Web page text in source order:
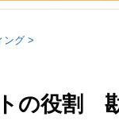
ング >
の役割